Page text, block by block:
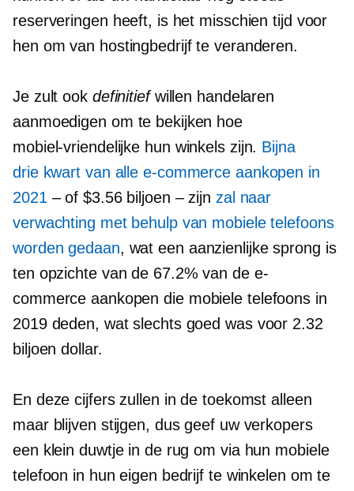
reserveringen heeft, is het misschien tijd voor
hen om van hostingbedrijf te veranderen.
Je zult ook definitiefwillen handelaren
aanmoedigen om te bekijken hoe
mobiel-vriendelijke hun winkels zijn. Bijna
drie kwart van alle e-commerce aankopen in
2021 – of $3.56 biljoen – zijn zal naar
verwachting met behulp van mobiele telefoons
worden gedaan, wat een aanzienlijke sprong is
ten opzichte van de 67.2% van de e-
commerce aankopen die mobiele telefoons in
2019 deden, wat slechts goed was voor 2.32
biljoen dollar.
En deze cijfers zullen in de toekomst alleen
maar blijven stijgen, dus geef uw verkopers
een klein duwtje in de rug om via hun mobiele
telefoon in hun eigen bedrijf te winkelen om te